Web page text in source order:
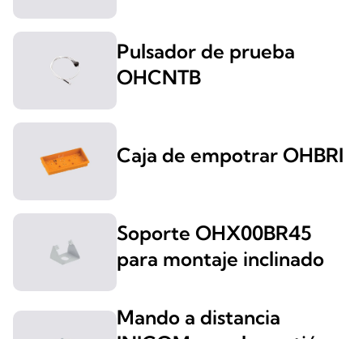
Pulsador de prueba
OHCNTB
Caja de empotrar OHBRI
Soporte OHX00BR45
para montaje inclinado
Mando a distancia